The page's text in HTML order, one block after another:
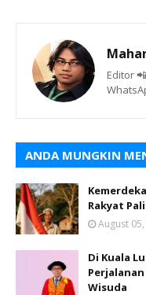
Editor
ANDA MUNGKIN
Rakyat
August
Di Kuala
Wisuda